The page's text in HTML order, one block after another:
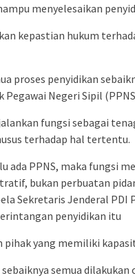
menyelesaikan
kepastian hukum
proses penyidikan
Pegawai Negeri Sipil
fungsi sebagai
terhadap hal tertentu.
ada PPNS, maka fungsi
bukan perbuatan
Sekretaris Jenderal
penyidikan itu
yang memiliki
semua